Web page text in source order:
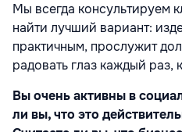
Мы всегда консультируем
найти лучший вариант:
практичным, прослужит
радовать глаз каждый раз,
Вы очень активны в
ли вы, что это